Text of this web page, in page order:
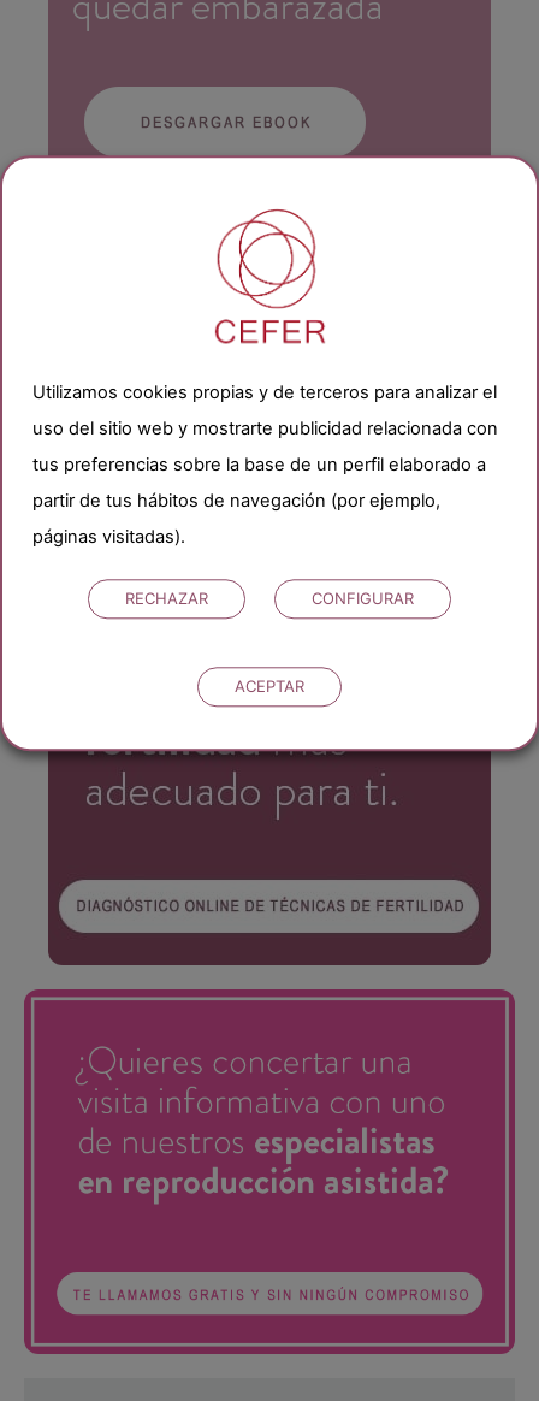
Utilizamos cookies propias y de terceros para analizar el
uso del sitio web y mostrarte publicidad relacionada con
tus preferencias sobre la base de un perfil elaborado a
partir de tus hábitos de navegación (por ejemplo,
páginas visitadas).
RECHAZAR CONFIGURAR
ACEPTAR